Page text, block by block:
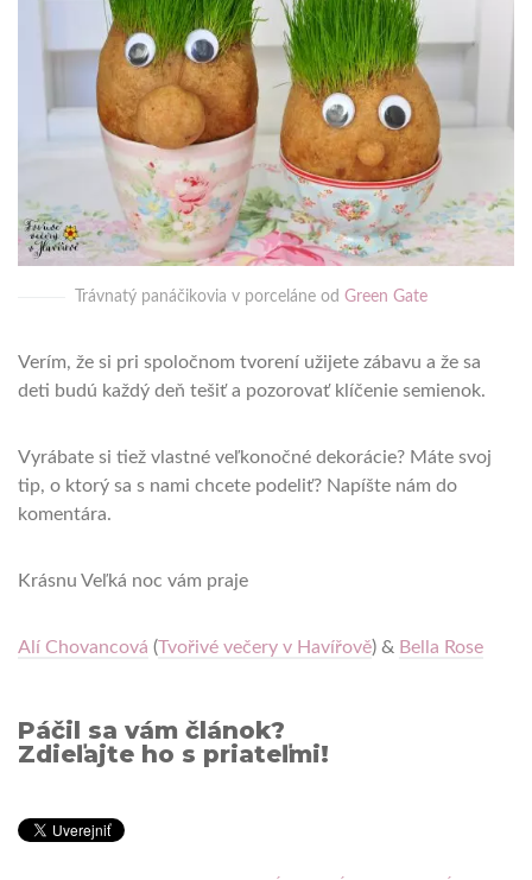
Trávnatý panáčikovia v porceláne od Green Gate
Verím, že si pri spoločnom tvorení užijete zábavu a že sa
deti budú každý deň tešiť a pozorovať klíčenie semienok.
Vyrábate si tiež vlastné veľkonočné dekorácie? Máte svoj
tip, o ktorý sa s nami chcete podeliť? Napíšte nám do
komentára.
Krásnu Veľká noc vám praje
Alí Chovancová (Tvořivé večery v Havířově) & Bella Rose
Páčil sa vám článok?
Zdieľajte ho s priateľmi!